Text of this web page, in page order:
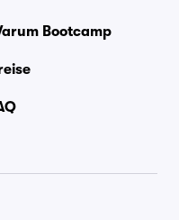
Bootcamp